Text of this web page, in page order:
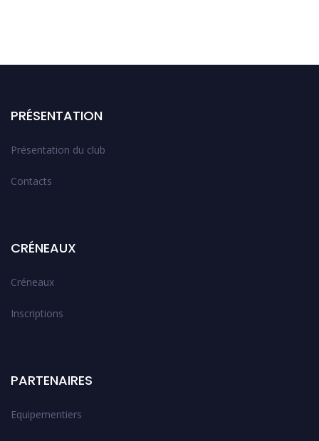
PRÉSENTATION
Présentation du club
Contacts
CRÉNEAUX
Créneaux
Inscriptions
PARTENAIRES
Equipementiers